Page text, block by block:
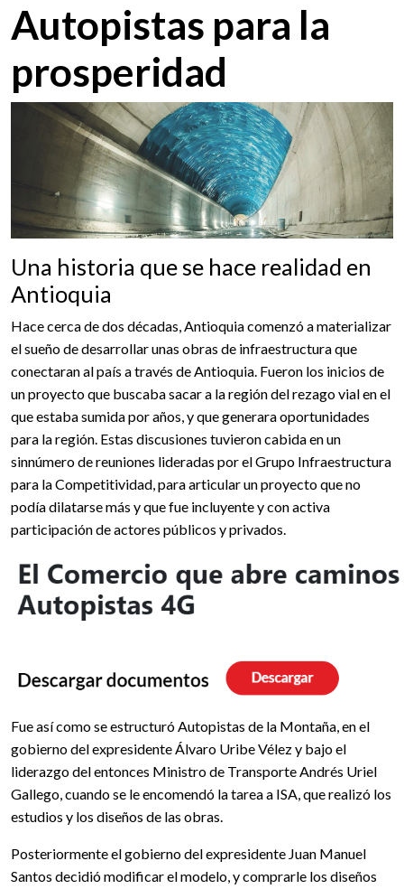
Autopistas para la
prosperidad
Una historia que se hace realidad en
Antioquia
Hace cerca de dos décadas, Antioquia comenzó a materializar
el sueño de desarrollar unas obras de infraestructura que
conectaran al país a través de Antioquia. Fueron los inicios de
un proyecto que buscaba sacar a la región del rezago vial en el
que estaba sumida por años, y que generara oportunidades
para la región. Estas discusiones tuvieron cabida en un
sinnúmero de reuniones lideradas por el Grupo Infraestructura
para la Competitividad, para articular un proyecto que no
podía dilatarse más y que fue incluyente y con activa
participación de actores públicos y privados.
Fue así como se estructuró Autopistas de la Montaña, en el
gobierno del expresidente Álvaro Uribe Vélez y bajo el
liderazgo del entonces Ministro de Transporte Andrés Uriel
Gallego, cuando se le encomendó la tarea a ISA, que realizó los
estudios y los diseños de las obras.
Posteriormente el gobierno del expresidente Juan Manuel
Santos decidió modificar el modelo, y comprarle los diseños